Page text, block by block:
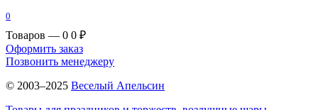
0
Товаров — 0 0 ₽
Оформить заказ
Позвонить менеджеру
© 2003–2025 Веселый Апельсин